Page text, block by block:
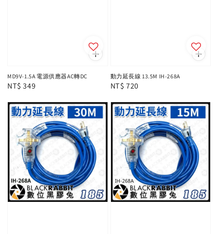
MD9V-1.5A 電源供應器AC轉DC
Regular
NT$ 349
動力延長線 13.5M IH-268A
Regular
NT$ 720